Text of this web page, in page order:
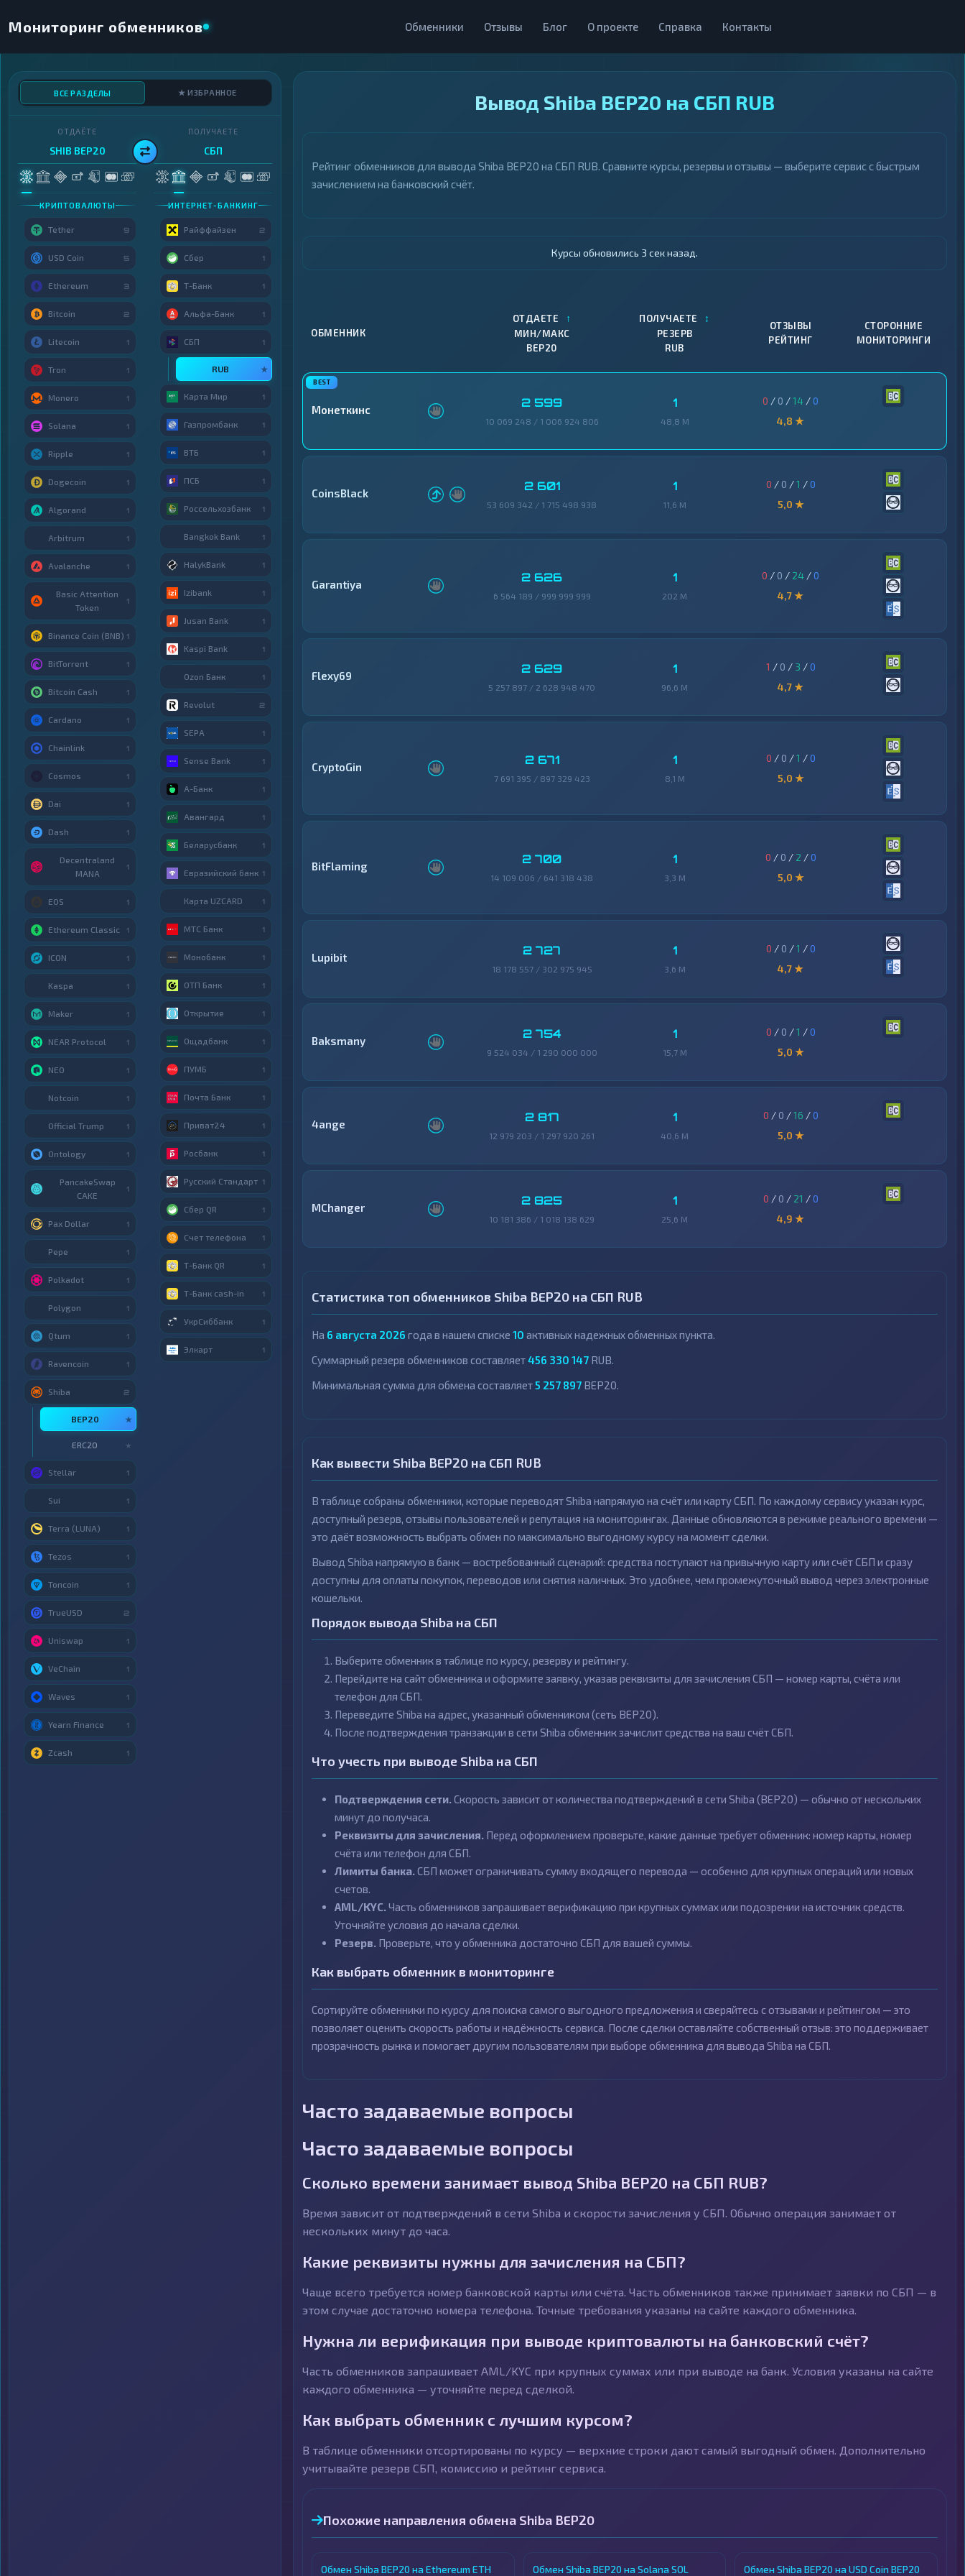
Мониторинг обменников Обменники Отзывы Блог О проекте Справка Контакты
Вывод Shiba BEP20 на СБП RUB
Рейтинг обменников для вывода Shiba BEP20 на СБП RUB. Сравните курсы, резервы и отзывы — выберите сервис с быстрым
зачислением на банковский счёт.
Курсы обновились 4 сек назад.
ОБМЕННИК
ОТДАЕТЕ ↑
МИН/МАКС
BEP20
ПОЛУЧАЕТЕ ↕
РЕЗЕРВ
RUB
ОТЗЫВЫ
РЕЙТИНГ
СТОРОННИЕ
МОНИТОРИНГИ
Монеткинс 2 599
10 069 248 / 1 006 924 806
1
48,8 M
0 / 0 /14 /0
4,8 ★
CoinsBlack 2 601
53 609 342 / 1 715 498 938
1
11,6 M
0 / 0 /1 /0
5,0 ★
Garantiya 2 626
6 564 189 / 999 999 999
1
202 M
0 / 0 / 24 /0
4,7 ★
Flexy69 2 629
5 257 897 / 2 628 948 470
1
96,6 M
1 / 0 / 3 /0
4,7 ★
CryptoGin 2 671
7 691 395 / 897 329 423
1
8,1 M
0 / 0 /1 /0
5,0 ★
BitFlaming 2 700
14 109 006 / 641 318 438
1
3,3 M
0 / 0 / 2 /0
5,0 ★
Lupibit 2 727
18 178 557 / 302 975 945
1
3,6 M
0 / 0 /1 /0
4,7 ★
Baksmany 2 754
9 524 034 / 1 290 000 000
1
15,7 M
0 / 0 /1 /0
5,0 ★
4ange 2 817
12 979 203 / 1 297 920 261
1
40,6 M
0 / 0 /16 /0
5,0 ★
MChanger 2 825
10 181 386 / 1 018 138 629
1
25,6 M
0 / 0 / 21 /0
4,9 ★
Статистика топ обменников Shiba BEP20 на СБП RUB
На 6 августа 2026 года в нашем списке 10 активных надежных обменных пункта.
Суммарный резерв обменников составляет456 330 147 RUB.
Минимальная сумма для обмена составляет5 257 897 BEP20.
Как вывести Shiba BEP20 на СБП RUB
В таблице собраны обменники, которые переводят Shiba напрямую на счёт или карту СБП. По каждому сервису указан курс,
доступный резерв, отзывы пользователей и репутация на мониторингах. Данные обновляются в режиме реального времени —
это даёт возможность выбрать обмен по максимально выгодному курсу на момент сделки.
Вывод Shiba напрямую в банк — востребованный сценарий: средства поступают на привычную карту или счёт СБП и сразу
доступны для оплаты покупок, переводов или снятия наличных. Это удобнее, чем промежуточный вывод через электронные
кошельки.
Порядок вывода Shiba на СБП
Выберите обменник в таблице по курсу, резерву и рейтингу.
Перейдите на сайт обменника и оформите заявку, указав реквизиты для зачисления СБП — номер карты, счёта или
телефон для СБП.
Переведите Shiba на адрес, указанный обменником (сеть BEP20).
После подтверждения транзакции в сети Shiba обменник зачислит средства на ваш счёт СБП.
Что учесть при выводе Shiba на СБП
Подтверждения сети.Скорость зависит от количества подтверждений в сети Shiba (BEP20) — обычно от нескольких
минут до получаса.
Реквизиты для зачисления. Перед оформлением проверьте, какие данные требует обменник: номер карты, номер
счёта или телефон для СБП.
Лимиты банка.СБП может ограничивать сумму входящего перевода — особенно для крупных операций или новых
счетов.
AML/KYC.Часть обменников запрашивает верификацию при крупных суммах или подозрении на источник средств.
Уточняйте условия до начала сделки.
Резерв. Проверьте, что у обменника достаточно СБП для вашей суммы.
Как выбрать обменник в мониторинге
Сортируйте обменники по курсу для поиска самого выгодного предложения и сверяйтесь с отзывами и рейтингом — это
позволяет оценить скорость работы и надёжность сервиса. После сделки оставляйте собственный отзыв: это поддерживает
прозрачность рынка и помогает другим пользователям при выборе обменника для вывода Shiba на СБП.
Часто задаваемые вопросы
Часто задаваемые вопросы
Сколько времени занимает вывод Shiba BEP20 на СБП RUB?
Время зависит от подтверждений в сети Shiba и скорости зачисления у СБП. Обычно операция занимает от
нескольких минут до часа.
Какие реквизиты нужны для зачисления на СБП?
Чаще всего требуется номер банковской карты или счёта. Часть обменников также принимает заявки по СБП — в
этом случае достаточно номера телефона. Точные требования указаны на сайте каждого обменника.
Нужна ли верификация при выводе криптовалюты на банковский счёт?
Часть обменников запрашивает AML/KYC при крупных суммах или при выводе на банк. Условия указаны на сайте
каждого обменника — уточняйте перед сделкой.
Как выбрать обменник с лучшим курсом?
В таблице обменники отсортированы по курсу — верхние строки дают самый выгодный обмен. Дополнительно
учитывайте резерв СБП, комиссию и рейтинг сервиса.
Похожие направления обмена Shiba BEP20
Обмен Shiba BEP20 на Ethereum ETH Обмен Shiba BEP20 на Solana SOL Обмен Shiba BEP20 на USD Coin BEP20
ВСЕ РАЗДЕЛЫ ★ ИЗБРАННОЕ
ОТДАЁТЕ
SHIB BEP20
КРИПТОВАЛЮТЫ
Tether 9
USD Coin 5
Ethereum 3
Bitcoin 2
Litecoin 1
Tron 1
Monero 1
Solana 1
Ripple 1
Dogecoin 1
Algorand 1
Arbitrum 1
Avalanche 1
Basic Attention
Token
1
Binance Coin (BNB) 1
BitTorrent 1
Bitcoin Cash 1
Cardano 1
Chainlink 1
Cosmos 1
Dai 1
Dash 1
Decentraland
MANA
1
EOS 1
Ethereum Classic 1
ICON 1
Kaspa 1
Maker 1
NEAR Protocol 1
NEO 1
Notcoin 1
Official Trump 1
Ontology 1
PancakeSwap
CAKE
1
Pax Dollar 1
Pepe 1
Polkadot 1
Polygon 1
Qtum 1
Ravencoin 1
Shiba 2
BEP20 ★
ERC20 ★
Stellar 1
Sui 1
Terra (LUNA) 1
Tezos 1
Toncoin 1
TrueUSD 2
Uniswap 1
VeChain 1
Waves 1
Yearn Finance 1
Zcash 1
ПОЛУЧАЕТЕ
СБП
ИНТЕРНЕТ-БАНКИНГ
Райффайзен 2
Сбер 1
Т-Банк 1
Альфа-Банк 1
СБП 1
RUB ★
Карта Мир 1
Газпромбанк 1
ВТБ 1
ПСБ 1
Россельхозбанк 1
Bangkok Bank 1
HalykBank 1
Izibank 1
Jusan Bank 1
Kaspi Bank 1
Ozon Банк 1
Revolut 2
SEPA 1
Sense Bank 1
А-Банк 1
Авангард 1
Беларусбанк 1
Евразийский банк 1
Карта UZCARD 1
МТС Банк 1
Монобанк 1
ОТП Банк 1
Открытие 1
Ощадбанк 1
ПУМБ 1
Почта Банк 1
Приват24 1
Росбанк 1
Русский Стандарт 1
Сбер QR 1
Счет телефона 1
Т-Банк QR 1
Т-Банк cash-in 1
УкрСиббанк 1
Элкарт 1